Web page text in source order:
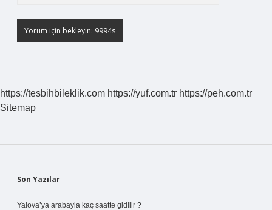
https://tesbihbileklik.com https://yuf.com.tr https://peh.com.tr
Sitemap
Sidebar
Son Yazılar
Yalova’ya arabayla kaç saatte gidilir ?